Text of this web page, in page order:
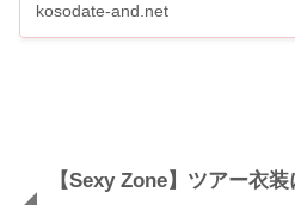
kosodate-and.net
【Sexy Zone】ツアー衣